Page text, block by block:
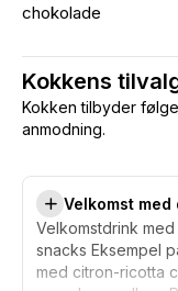
chokolade
Kokkens
Kokken tilbyder
anmodning.
Velkomst
Velkomstdrink
snacks Eksempel
med citron-ricotta